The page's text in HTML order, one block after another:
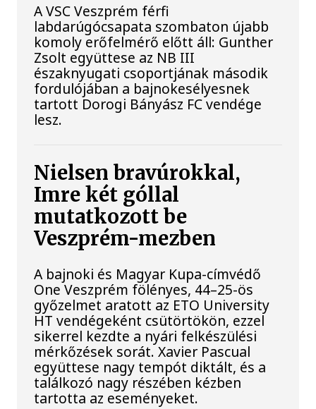
A VSC Veszprém férfi
labdarúgócsapata szombaton újabb
komoly erőfelmérő előtt áll: Gunther
Zsolt együttese az NB III
északnyugati csoportjának második
fordulójában a bajnokesélyesnek
tartott Dorogi Bányász FC vendége
lesz.
Nielsen bravúrokkal,
Imre két góllal
mutatkozott be
Veszprém-mezben
A bajnoki és Magyar Kupa-címvédő
One Veszprém fölényes, 44–25-ös
győzelmet aratott az ETO University
HT vendégeként csütörtökön, ezzel
sikerrel kezdte a nyári felkészülési
mérkőzések sorát. Xavier Pascual
együttese nagy tempót diktált, és a
találkozó nagy részében kézben
tartotta az eseményeket.